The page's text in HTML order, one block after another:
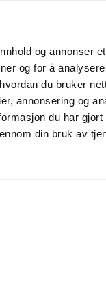
og annonser
og for å
du bruker
annonsering og
du har gjort
din bruk av
klimamål er
har satt seg
130 000 nye
og nå klima- og
må vi sikre
blir disse målene